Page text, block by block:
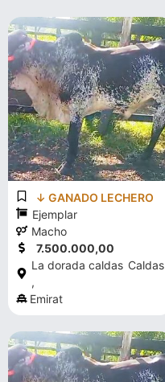
↓ GANADO LECHERO
Ejemplar
Macho
7.500.000,00
La dorada caldas
,
Caldas
Emirat